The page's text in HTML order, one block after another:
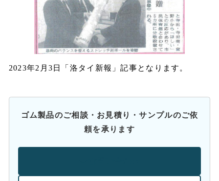
2023年2月3日「洛タイ新報」記事となります。
ゴム製品のご相談・お見積り・サンプルのご依
頼を承ります